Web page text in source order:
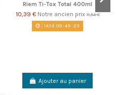
Riem Ti-Tox Total 400ml
10,39 € Notre ancien prix11,54 €
143d. 09:49:23
Ajouter au panier